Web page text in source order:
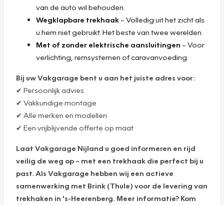
van de auto wil behouden.
Wegklapbare trekhaak – Volledig uit het zicht als
u hem niet gebruikt. Het beste van twee werelden.
Met of zonder elektrische aansluitingen – Voor
verlichting, remsystemen of caravanvoeding.
Bij uw Vakgarage bent u aan het juiste adres voor:
✔ Persoonlijk advies
✔ Vakkundige montage
✔ Alle merken en modellen
✔ Een vrijblijvende offerte op maat
Laat Vakgarage Nijland u goed informeren en rijd
veilig de weg op – met een trekhaak die perfect bij u
past. Als Vakgarage hebben wij een actieve
samenwerking met Brink (Thule) voor de levering van
trekhaken in 's-Heerenberg. Meer informatie? Kom